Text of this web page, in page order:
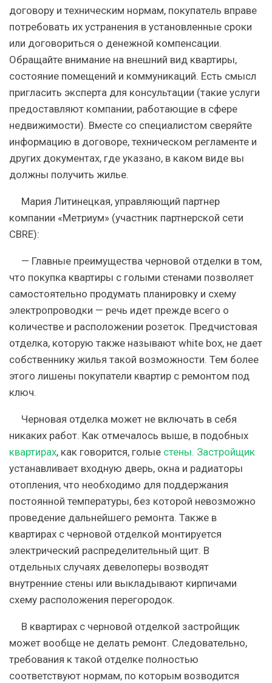
договору и техническим нормам, покупатель вправе
потребовать их устранения в установленные сроки
или договориться о денежной компенсации.
Обращайте внимание на внешний вид квартиры,
состояние помещений и коммуникаций. Есть смысл
пригласить эксперта для консультации (такие услуги
предоставляют компании, работающие в сфере
недвижимости). Вместе со специалистом сверяйте
информацию в договоре, техническом регламенте и
других документах, где указано, в каком виде вы
должны получить жилье.
Мария Литинецкая, управляющий партнер
компании «Метриум» (участник партнерской сети
CBRE):
— Главные преимущества черновой отделки в том,
что покупка квартиры с голыми стенами позволяет
самостоятельно продумать планировку и схему
электропроводки — речь идет прежде всего о
количестве и расположении розеток. Предчистовая
отделка, которую также называют white box, не дает
собственнику жилья такой возможности. Тем более
этого лишены покупатели квартир с ремонтом под
ключ.
Черновая отделка может не включать в себя
никаких работ. Как отмечалось выше, в подобных
квартирах, как говорится, голые стены. Застройщик
устанавливает входную дверь, окна и радиаторы
отопления, что необходимо для поддержания
постоянной температуры, без которой невозможно
проведение дальнейшего ремонта. Также в
квартирах с черновой отделкой монтируется
электрический распределительный щит. В
отдельных случаях девелоперы возводят
внутренние стены или выкладывают кирпичами
схему расположения перегородок.
В квартирах с черновой отделкой застройщик
может вообще не делать ремонт. Следовательно,
требования к такой отделке полностью
соответствуют нормам, по которым возводится